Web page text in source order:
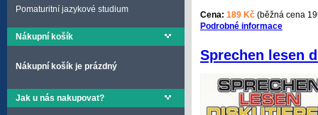
Pomaturitní jazykové studium
Nákupní košík
Nákupní košík je prázdný
Jak u nás nakupovat?
Cena: 189 Kč (běžná cena
Podrobné informace
Sprechen lesen